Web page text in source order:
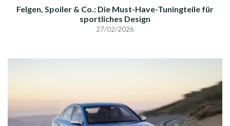
Felgen, Spoiler & Co.: Die Must-Have-Tuningteile für
sportliches Design
27/02/2026